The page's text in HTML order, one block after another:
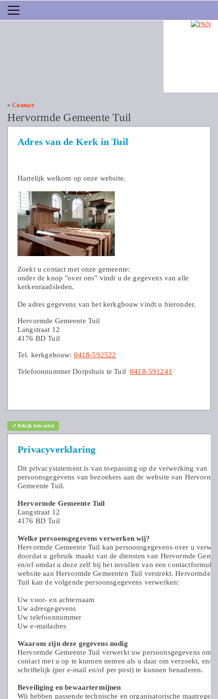
»Contact
Hervormde Gemeente Tuil
Adres van de Kerk in Tuil
Hartelijk welkom op onze website.
Zoekt u contact met onze gemeente:
onder de knop "over ons" vindt u de gegevens van alle
kerkenraadsleden.
De adres gegevens van het kerkgbouw vindt u hieronder.
Hervormde Gemeente Tuil
Langstraat 12
4176 BD Tuil
Tel. kerkgebouw: 0418-592522
Telefoonnummer Dorpshuis te Tuil0418-591241
⤢ Bekijk hele tabel
Privacyverklaring
Dit privacystatement is van toepassing op de verwerking van
persoonsgegevens van bezoekers aan de website van
Gemeente Tuil.
Hervormde Gemeente Tuil
Langstraat 12
4176 BD Tuil
Welke persoonsgegevens verwerken wij?
Hervormde Gemeente Tuil kan persoonsgegevens over u
doordat u gebruik maakt van de diensten van Hervormde
en/of omdat u deze zelf bij het invullen van een
website aan Hervormde Gemeenten Tuil verstrekt. Hervormde
Tuil kan de volgende persoonsgegevens verwerken:
Uw voor- en achternaam
Uw adresgegevens
Uw telefoonnummer
Uw e-mailadres
Waarom zijn deze gegevens nodig
Hervormde Gemeente Tuil verwerkt uw persoonsgegevens om
contact met u op te kunnen nemen als u daar om verzoekt, en/
schriftelijk (per e-mail en/of per post) te kunnen benaderen.
Beveiliging en bewaartermijnen
Wij hebben passende technische en organisatorische